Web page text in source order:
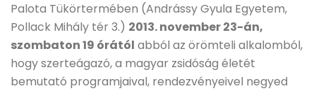
Palota Tükörtermében (Andrássy Gyula Egyetem,
Pollack Mihály tér 3.) 2013. november 23-án,
szombaton 19 órától abból az örömteli alkalomból,
hogy szerteágazó, a magyar zsidóság életét
bemutató programjaival, rendezvényeivel negyed